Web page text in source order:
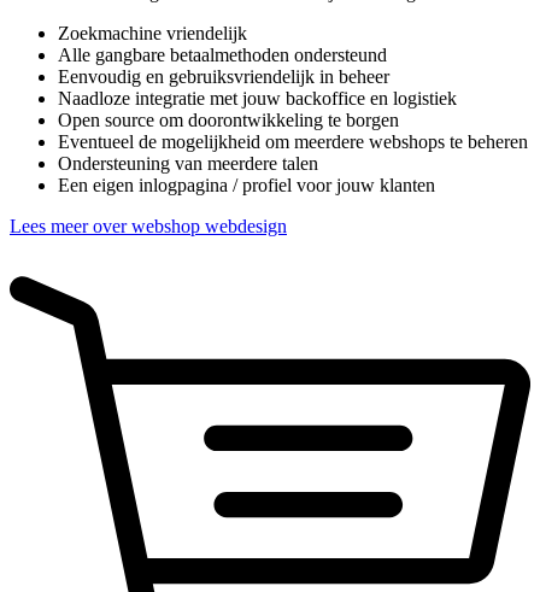
Zoekmachine vriendelijk
Alle gangbare betaalmethoden ondersteund
Eenvoudig en gebruiksvriendelijk in beheer
Naadloze integratie met jouw backoffice en logistiek
Open source om doorontwikkeling te borgen
Eventueel de mogelijkheid om meerdere webshops te beheren
Ondersteuning van meerdere talen
Een eigen inlogpagina / profiel voor jouw klanten
Lees meer over webshop webdesign